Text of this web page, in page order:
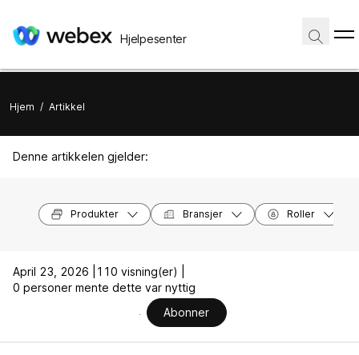
Hjelpesenter
Hjem / Artikkel
Denne artikkelen gjelder:
Produkter Bransjer Roller
April 23, 2026 |
110 visning(er) |
0 personer mente dette var nyttig
Abonner